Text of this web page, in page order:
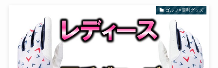
ゴルフ×便利グッズ